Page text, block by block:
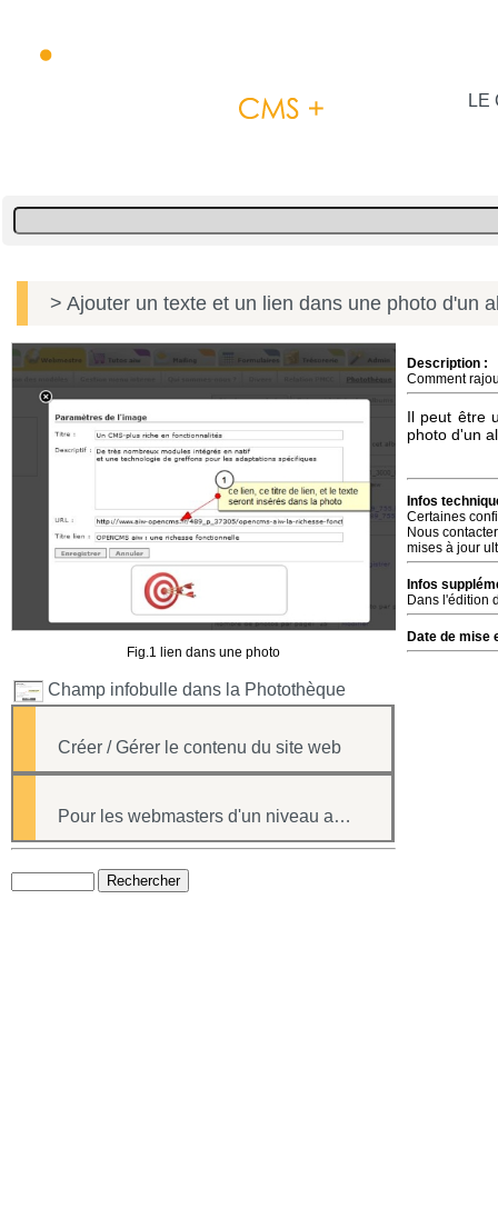
LE
> Ajouter un texte et un lien dans une photo d'un
Fig.1 lien dans une photo
Champ infobulle dans la Photothèque
Créer / Gérer le contenu du site web
Pour les webmasters d'un niveau avancé
Description :
Comment
Il peut être
photo d'un
Infos
Certaines
Nous
mises à jour
Infos
Dans l'édition
Date de mise